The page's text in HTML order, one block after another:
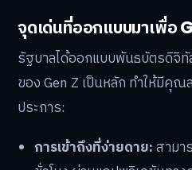
จุดเด่นที่ออกแบบมาเพื่อ
รัฐบาลได้ออกแบบพันธบัตรดิจิ
ของ Gen Z เป็นหลัก ทำให้มีคุ
ประการ:
การเข้าถึงที่ง่ายดาย:สามา